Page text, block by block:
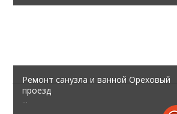
Ремонт санузла и ванной Ореховый
проезд
...